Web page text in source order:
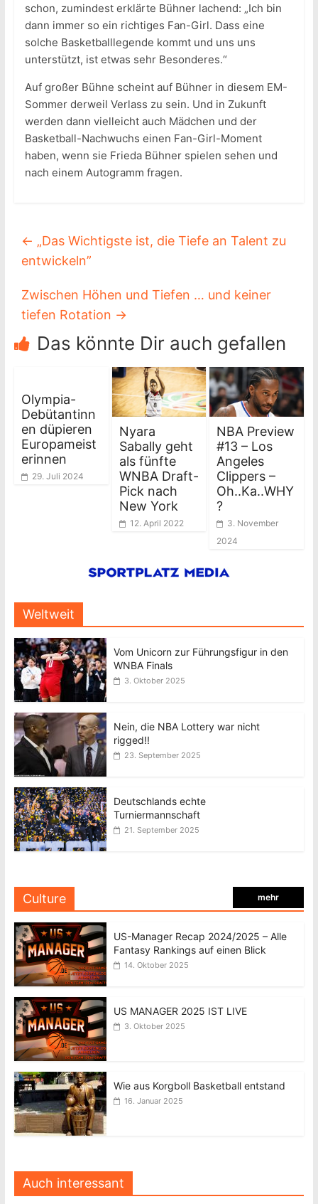
schon, zumindest erklärte Bühner lachend: „Ich bin
dann immer so ein richtiges Fan-Girl. Dass eine
solche Basketballlegende kommt und uns uns
unterstützt, ist etwas sehr Besonderes.“
Auf großer Bühne scheint auf Bühner in diesem EM-
Sommer derweil Verlass zu sein. Und in Zukunft
werden dann vielleicht auch Mädchen und der
Basketball-Nachwuchs einen Fan-Girl-Moment
haben, wenn sie Frieda Bühner spielen sehen und
nach einem Autogramm fragen.
← „Das Wichtigste ist, die Tiefe an Talent zu
entwickeln”
Zwischen Höhen und Tiefen … und keiner
tiefen Rotation →
Das könnte Dir auch gefallen
Olympia-
Debütantinn
en düpieren
Europameist
erinnen
29. Juli 2024
Nyara
Sabally geht
als fünfte
WNBA Draft-
Pick nach
New York
12. April 2022
NBA Preview
#13 – Los
Angeles
Clippers –
Oh..Ka..WHY
?
3. November
2024
Weltweit
Vom Unicorn zur Führungsfigur in den
WNBA Finals
3. Oktober 2025
Nein, die NBA Lottery war nicht
rigged!!
23. September 2025
Deutschlands echte
Turniermannschaft
21. September 2025
Culture mehr
US-Manager Recap 2024/2025 – Alle
Fantasy Rankings auf einen Blick
14. Oktober 2025
US MANAGER 2025 IST LIVE
3. Oktober 2025
Wie aus Korgboll Basketball entstand
16. Januar 2025
Auch interessant